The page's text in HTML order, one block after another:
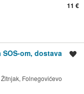
11 €
om, dostava
Folnegovićevo